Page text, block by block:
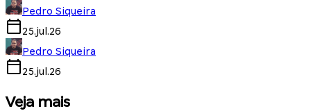
Pedro Siqueira
25.jul.26
Pedro Siqueira
25.jul.26
Veja mais